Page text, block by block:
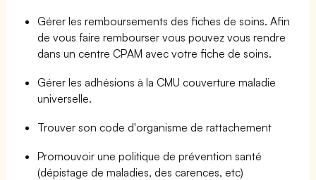
Gérer les remboursements des fiches de soins. Afin
de vous faire rembourser vous pouvez vous rendre
dans un centre CPAM avec votre fiche de soins.
Gérer les adhésions à la CMU couverture maladie
universelle.
Trouver son code d'organisme de rattachement
Promouvoir une politique de prévention santé
(dépistage de maladies, des carences, etc)